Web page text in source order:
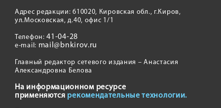
Адрес редакции: 610020, Кировская обл., г.Киров,
ул.Московская, д.40, офис 1/1
Телефон:41-04-28
e-mail: mail@bnkirov.ru
Главный редактор сетевого издания – Анастасия
Александровна Белова
На информационном ресурсе
применяются рекомендательные технологии.